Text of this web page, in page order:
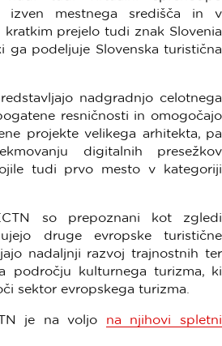
izven mestnega središča in v
prejelo tudi znak Slovenia
ga podeljuje Slovenska turistična
nadgradnjo celotnega
resničnosti in omogočajo
projekte velikega arhitekta, pa
digitalnih presežkov
tudi prvo mesto v kategoriji
so prepoznani kot zgledi
druge evropske turistične
nadaljnji razvoj trajnostnih ter
področju kulturnega turizma, ki
sektor evropskega turizma.
je na voljo na njihovi spletni